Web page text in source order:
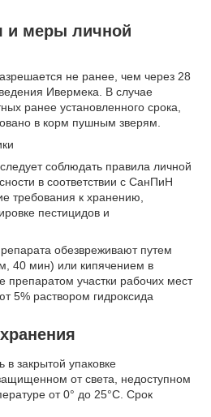
и меры личной
не ранее, чем через 28
Ивермека. В случае
ранее установленного срока,
в корм пушным зверям.
соблюдать правила личной
в соответствии с СанПиН
требования к хранению,
пестицидов и
обезвреживают путем
40 мин) или кипячением в
препаратом участки рабочих мест
5% раствором гидроксида
в закрытой упаковке
от света, недоступном
от 0° до 25°С. Срок